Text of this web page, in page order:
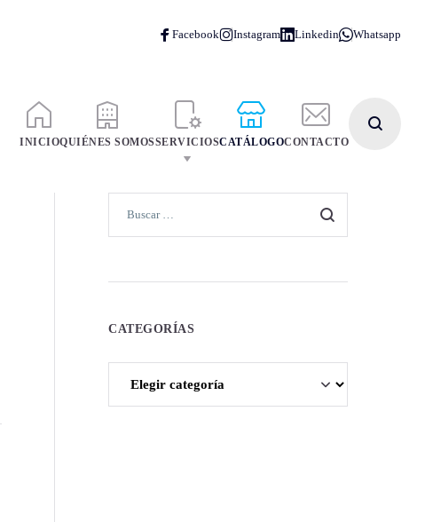
INICIOQUIÉNES SOMOSSERVICIOSCATÁLOGOCONTACTO
CATEGORÍAS